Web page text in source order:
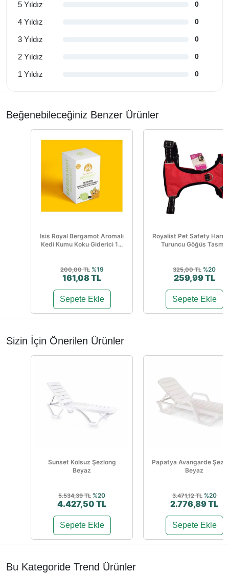
5 Yıldız 0
4 Yıldız 0
3 Yıldız 0
2 Yıldız 0
1 Yıldız 0
Beğenebileceğiniz Benzer Ürünler
Isis Royal Bergamot Aromalı
Kedi Kumu Koku Giderici 1...
200,00 TL %19
161,08 TL
Sepete Ekle
Royalist Pet Safety
Turuncu Göğüs Tasma
325,00 TL %20
259,99 TL
Sepete Ekle
Sizin İçin Önerilen Ürünler
Sunset Kolsuz Şezlong
Beyaz
5.534,39 TL %20
4.427,50 TL
Sepete Ekle
Papatya Avangarde
Beyaz
3.471,12 TL %20
2.776,89 TL
Sepete Ekle
Bu Kategoride Trend Ürünler